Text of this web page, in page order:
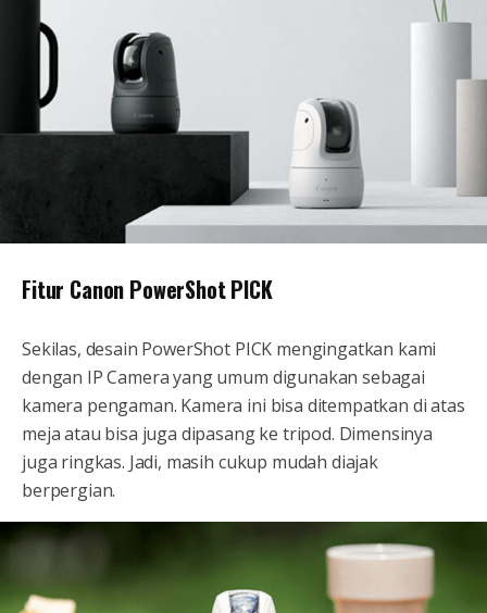
Fitur Canon PowerShot PICK
Sekilas, desain PowerShot PICK mengingatkan kami
dengan IP Camera yang umum digunakan sebagai
kamera pengaman. Kamera ini bisa ditempatkan di atas
meja atau bisa juga dipasang ke tripod. Dimensinya
juga ringkas. Jadi, masih cukup mudah diajak
berpergian.